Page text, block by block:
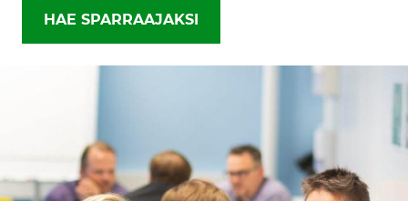
HAE SPARRAAJAKSI